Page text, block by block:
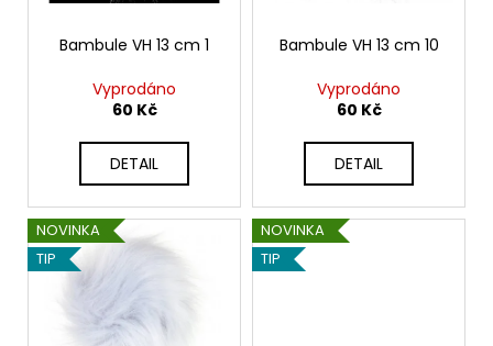
Bambule VH 13 cm 1
Vyprodáno
60 Kč
DETAIL
Bambule VH 13 cm 10
Vyprodáno
60 Kč
DETAIL
NOVINKA
TIP
NOVINKA
TIP